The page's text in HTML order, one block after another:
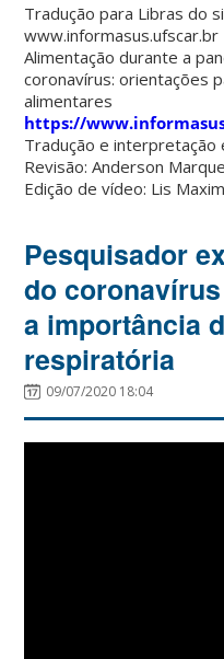
Tradução para Libras do
www.informasus.ufscar.br
Alimentação durante a
coronavírus: orientações
alimentares
https://
Tradução e interpretação
Revisão: Anderson
Edição de vídeo: Lis
Pesquisador
do
a importância
respiratória
09/07/2020 18:04